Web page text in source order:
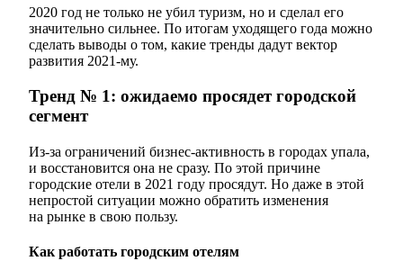
2020 год не только не убил туризм, но и сделал его
значительно сильнее. По итогам уходящего года можно
сделать выводы о том, какие тренды дадут вектор
развития 2021-му.
Тренд № 1: ожидаемо просядет городской
сегмент⠀
Из-за ограничений бизнес-активность в городах упала,
и восстановится она не сразу. По этой причине
городские отели в 2021 году просядут. Но даже в этой
непростой ситуации можно обратить изменения
на рынке в свою пользу.
Как работать городским отелям